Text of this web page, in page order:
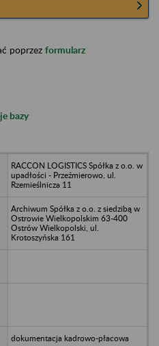
poprzez formularz
bazy
RACCON LOGISTICS Spółka z o.o. w
upadłości - Przeźmierowo, ul.
Rzemieślnicza 11
Archiwum Spółka z o.o. z siedzibą w
Ostrowie Wielkopolskim 63-400
Ostrów Wielkopolski, ul.
Krotoszyńska 161
dokumentacja kadrowo-płacowa